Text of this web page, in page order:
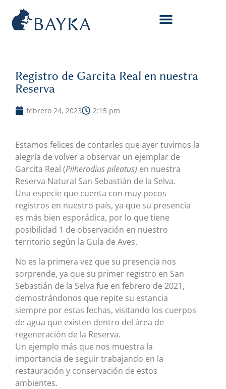
Registro de Garcita Real en nuestra
Reserva
febrero 24, 2023 2:15 pm
Estamos felices de contarles que ayer tuvimos la
alegría de volver a observar un ejemplar de
Garcita Real (Pilherodius pileatus) en nuestra
Reserva Natural San Sebastián de la Selva.
Una especie que cuenta con muy pocos
registros en nuestro país, ya que su presencia
es más bien esporádica, por lo que tiene
posibilidad 1 de observación en nuestro
territorio según la Guía de Aves.
No es la primera vez que su presencia nos
sorprende, ya que su primer registro en San
Sebastián de la Selva fue en febrero de 2021,
demostrándonos que repite su estancia
siempre por estas fechas, visitando los cuerpos
de agua que existen dentro del área de
regeneración de la Reserva.
Un ejemplo más que nos muestra la
importancia de seguir trabajando en la
restauración y conservación de estos
ambientes.